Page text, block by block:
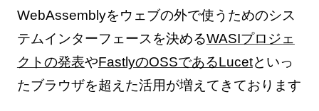
WebAssemblyをウェブの外で使うためのシス
テムインターフェースを決めるWASIプロジェ
クトの発表やFastlyのOSSであるLucetといっ
たブラウザを超えた活用が増えてきております